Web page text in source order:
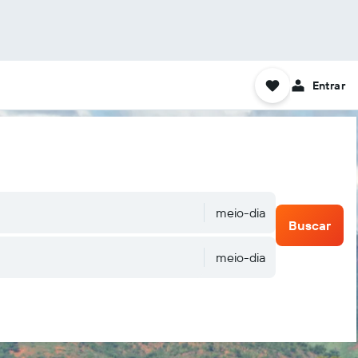
Entrar
meio-dia
meio-dia
Buscar